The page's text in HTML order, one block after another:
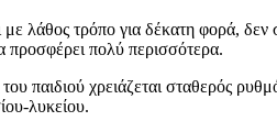
λάθος τρόπο για δέκατη φορά,
προσφέρει πολύ περισσότερα.
παιδιού χρειάζεται σταθερός
λυκείου.